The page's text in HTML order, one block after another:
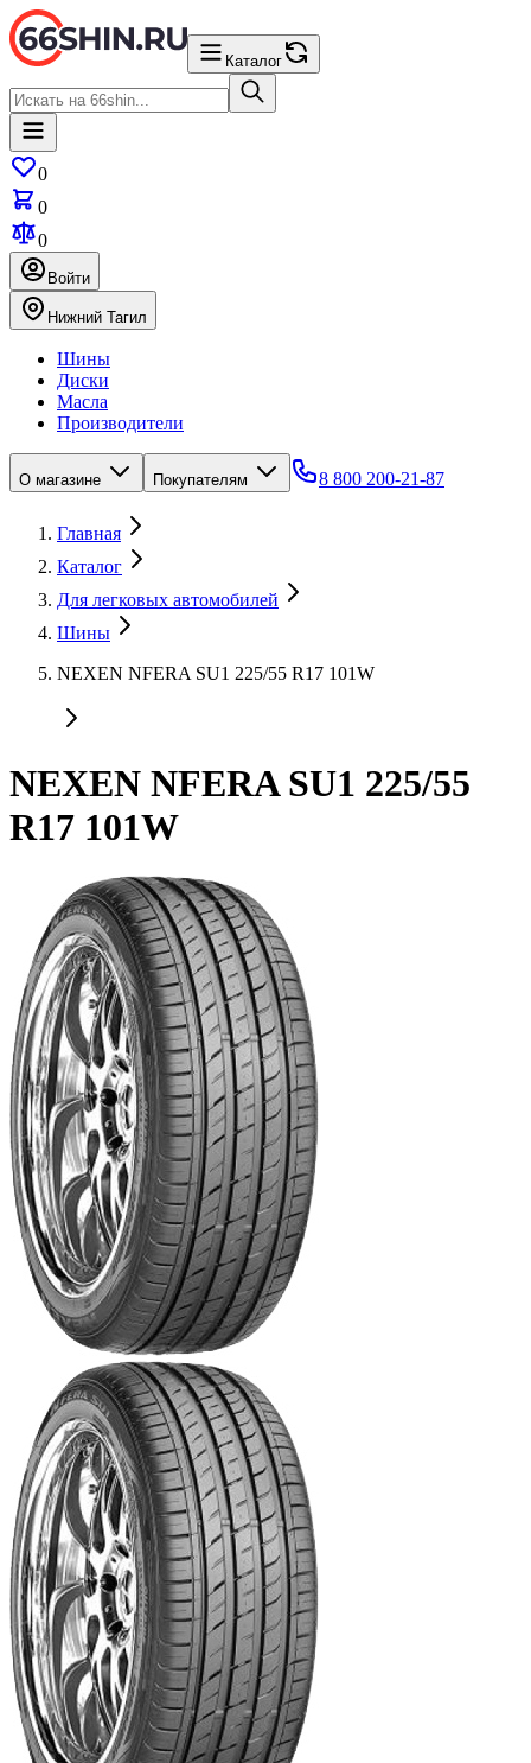
Каталог
0
0
0
Войти
Нижний Тагил
Шины
Диски
Масла
Производители
О магазине Покупателям 8 800 200-21-87
Главная
Каталог
Для легковых автомобилей
Шины
NEXEN NFERA SU1 225/55 R17 101W
NEXEN NFERA SU1 225/55
R17 101W